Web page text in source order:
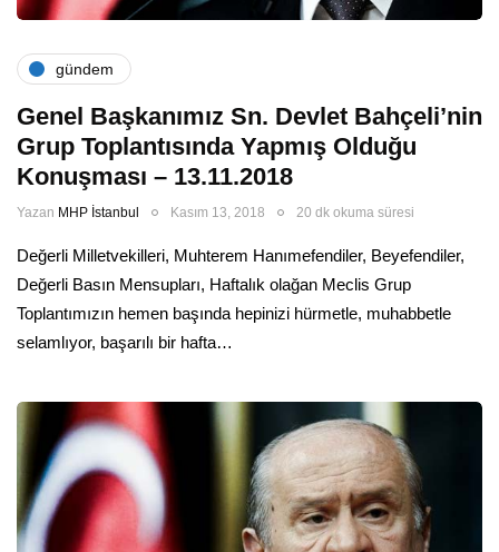
gündem
Genel Başkanımız Sn. Devlet Bahçeli’nin
Grup Toplantısında Yapmış Olduğu
Konuşması – 13.11.2018
Yazan MHP İstanbul Kasım 13, 2018 20 dk okuma süresi
Değerli Milletvekilleri, Muhterem Hanımefendiler, Beyefendiler,
Değerli Basın Mensupları, Haftalık olağan Meclis Grup
Toplantımızın hemen başında hepinizi hürmetle, muhabbetle
selamlıyor, başarılı bir hafta…